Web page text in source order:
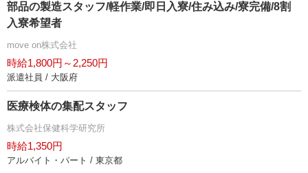
部品の製造スタッフ/軽作業/即日入寮/住み込み/寮完備/8割
入寮希望者
move on株式会社
時給1,800円～2,250円
派遣社員 / 大阪府
医療検体の集配スタッフ
株式会社保健科学研究所
時給1,350円
アルバイト・パート / 東京都